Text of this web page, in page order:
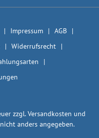
Impressum
AGB
Widerrufsrecht
zzgl.Versandkosten und
anders angegeben.